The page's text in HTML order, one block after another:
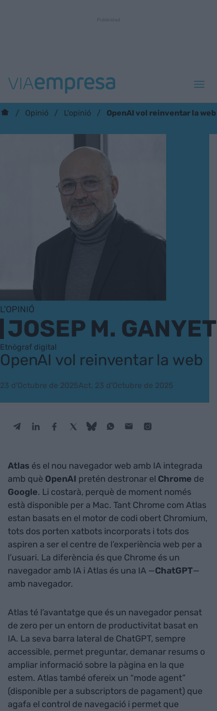
Opinió L'opinió OpenAI vol reinventar la web
L'OPINIÓ
JOSEP M. GANYET
Etnògraf digital
OpenAI vol reinventar la web
23 d'Octubre de 2025Act. 23 d'Octubre de 2025
Atlas és el nou navegador web amb IA integrada
amb què OpenAI pretén destronar el Chrome de
Google. Li costarà, perquè de moment només
està disponible per a Mac. Tant Chrome com Atlas
estan basats en el motor de codi obert Chromium,
tots dos porten xatbots incorporats i tots dos
aspiren a ser el centre de l’experiència web per a
l’usuari. La diferència és que Chrome és un
navegador amb IA i Atlas és una IA —ChatGPT—
amb navegador.
Atlas té l’avantatge que és un navegador pensat
de zero per un entorn de productivitat basat en
IA. La seva barra lateral de ChatGPT, sempre
accessible, permet preguntar, demanar resums o
ampliar informació sobre la pàgina en la que
estem. Atlas també ofereix un “mode agent”
(disponible per a subscriptors de pagament) que
agafa el control de navegació i permet que